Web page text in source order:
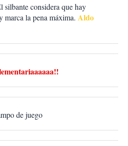
silbante considera que hay
marca la pena máxima. Aldo
de juego